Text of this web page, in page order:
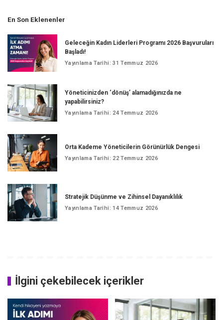
En Son Eklenenler
Geleceğin Kadın Liderleri Programı 2026 Başvuruları
Başladı!
Yayınlama Tarihi: 31 Temmuz 2026
Yöneticinizden ‘dönüş’ alamadığınızda ne
yapabilirsiniz?
Yayınlama Tarihi: 24 Temmuz 2026
Orta Kademe Yöneticilerin Görünürlük Dengesi
Yayınlama Tarihi: 22 Temmuz 2026
Stratejik Düşünme ve Zihinsel Dayanıklılık
Yayınlama Tarihi: 14 Temmuz 2026
İlgini çekebilecek içerikler